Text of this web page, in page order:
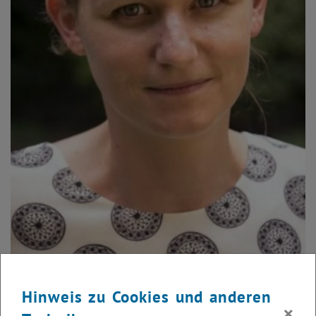
© Tiss: Manuela Waldner
Hinweis zu Cookies und anderen